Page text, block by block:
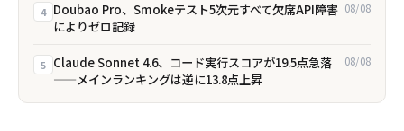
4 Doubao Pro、Smokeテスト5次元すべて欠席――API障害
によりゼロ記録
08/08
5 Claude Sonnet 4.6、コード実行スコアが19.5点急落
——メインランキングは逆に13.8点上昇
08/08